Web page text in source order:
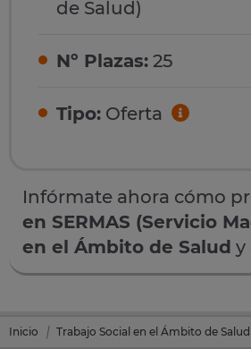
de Salud)
Nº Plazas: 25
Tipo: Oferta
Infórmate ahora cómo
en SERMAS (Servicio
en el Ámbito de Salud y
Inicio Trabajo Social en el Ámbito de Salud